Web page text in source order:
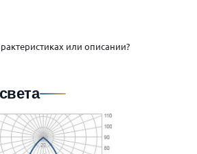
или описании?